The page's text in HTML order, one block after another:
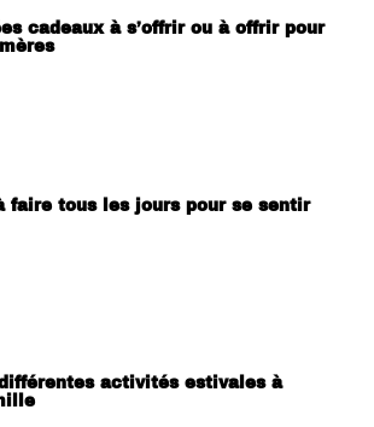
cadeaux à s’offrir ou à offrir pour
faire tous les jours pour se sentir
différentes activités estivales à